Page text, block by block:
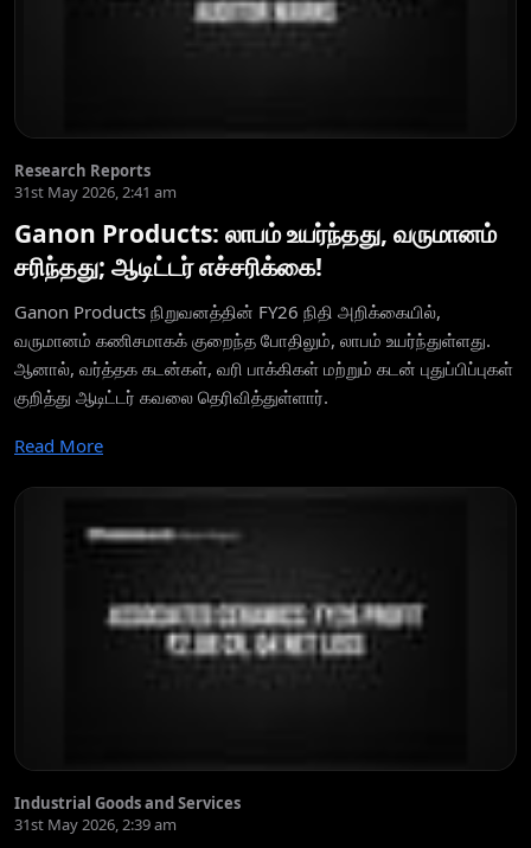
Research Reports
31st May 2026, 2:41 am
Ganon Products: லாபம் உயர்ந்தது, வருமானம்
சரிந்தது; ஆடிட்டர் எச்சரிக்கை!
Ganon Products நிறுவனத்தின் FY26 நிதி அறிக்கையில்,
வருமானம் கணிசமாகக் குறைந்த போதிலும், லாபம் உயர்ந்துள்ளது.
ஆனால், வர்த்தக கடன்கள், வரி பாக்கிகள் மற்றும் கடன் புதுப்பிப்புகள்
குறித்து ஆடிட்டர் கவலை தெரிவித்துள்ளார்.
Read More
Industrial Goods and Services
31st May 2026, 2:39 am